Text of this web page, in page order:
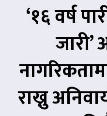
‘१६ वर्ष
जारी’
राख्नु